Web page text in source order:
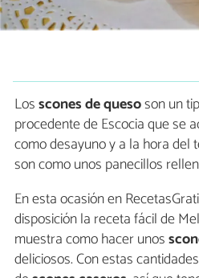
Losscones de quesoson un
procedente de Escocia que se
como desayuno y a la hora del
son como unos panecillos
En esta ocasión en
disposición la receta fácil de
muestra como hacer unos
deliciosos. Con estas